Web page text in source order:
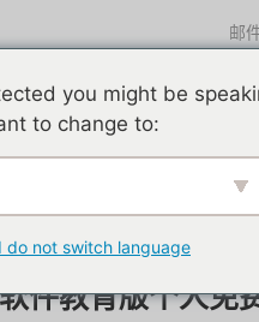
力
edu邮箱申请
邮
件教育版个人免
you might be
to change to:
do not switch language